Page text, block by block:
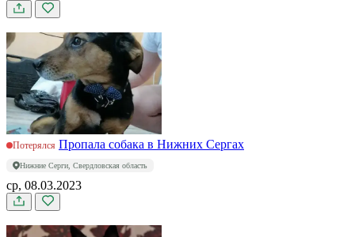
Потерялся Пропала собака в Нижних Сергах
Нижние Серги, Свердловская область
ср, 08.03.2023